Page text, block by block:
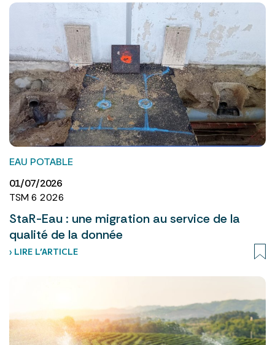
EAU POTABLE
01/07/2026
TSM 6 2026
StaR-Eau : une migration au service de la
qualité de la donnée
› LIRE L’ARTICLE